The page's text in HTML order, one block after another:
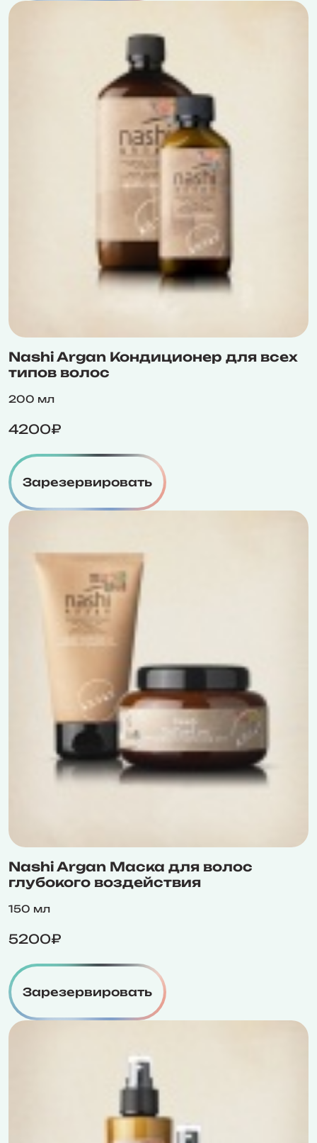
Nashi Argan Кондиционер для всех
типов волос
200 мл
4200₽
Зарезервировать
Nashi Argan Маска для волос
глубокого воздействия
150 мл
5200₽
Зарезервировать